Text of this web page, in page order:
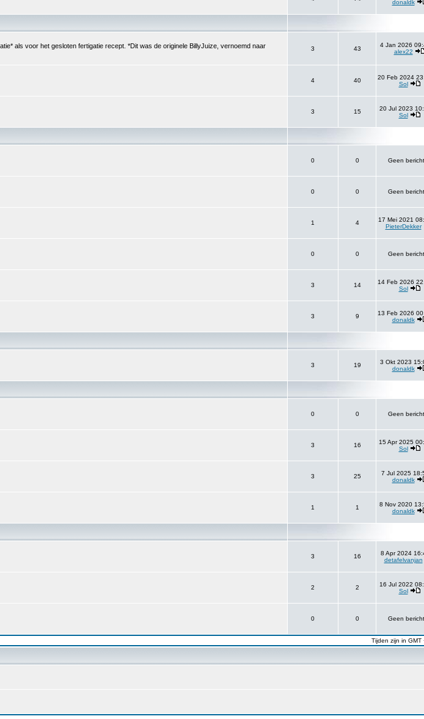
donaldk
als voor het gesloten fertigatie recept. *Dit was de originele BillyJuize, vernoemd naar
3 43
4 Jan 2026
alex22
4 40
20 Feb 2024
Sol
3 15
20 Jul 2023
Sol
0 0 Geen
0 0 Geen
1 4
17 Mei 2021
PieterDekker
0 0 Geen
3 14
14 Feb 2026
Sol
3 9
13 Feb 2026
donaldk
3 19
3 Okt 2023
donaldk
0 0 Geen
3 16
15 Apr 2025
Sol
3 25
7 Jul 2025
donaldk
1 1
8 Nov 2020
donaldk
3 16
8 Apr 2024
detafelvanjan
2 2
16 Jul 2022
Sol
0 0 Geen
Tijden zijn in GMT